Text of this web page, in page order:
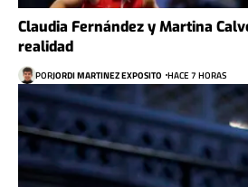
Claudia Fernández y Martina
realidad
PORJORDI MARTINEZ EXPOSITO HACE 7 HORAS